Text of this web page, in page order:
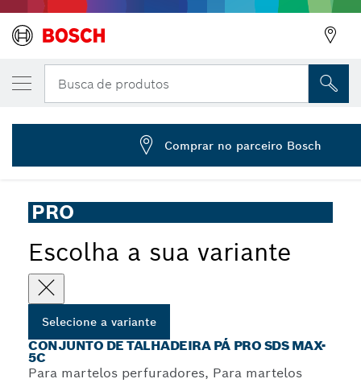
Busca de produtos
... Conjunto de talhadeira pá PRO SDS max-5C
PRO
Escolha a sua variante
Selecione a variante
CONJUNTO DE TALHADEIRA PÁ PRO SDS MAX-
5C
Para martelos perfuradores, Para martelos
VARIAÇÃO SELECIONADA
PRO SDS max-5C Cinzel plano, 50 x 350
2 608 690 099
Comprar no parceiro Bosch